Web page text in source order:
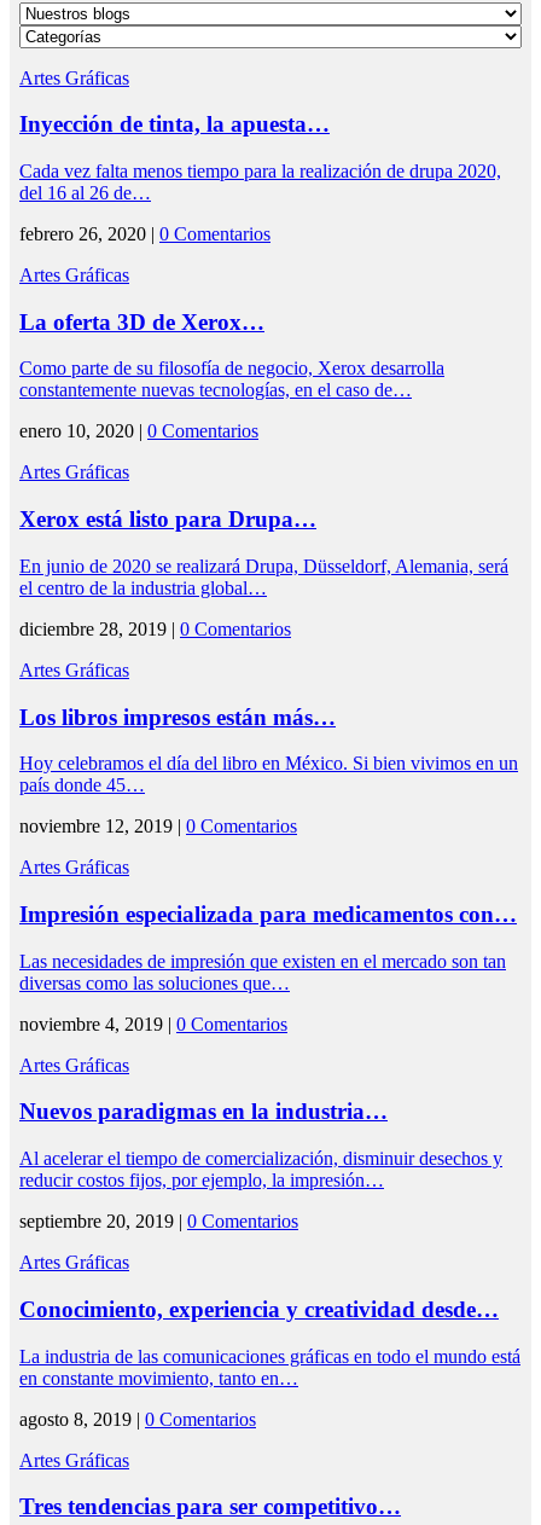
Artes Gráficas
Inyección de tinta, la apuesta…
Cada vez falta menos tiempo para la realización de drupa 2020,
del 16 al 26 de…
febrero 26, 2020 | 0 Comentarios
Artes Gráficas
La oferta 3D de Xerox…
Como parte de su filosofía de negocio, Xerox desarrolla
constantemente nuevas tecnologías, en el caso de…
enero 10, 2020 | 0 Comentarios
Artes Gráficas
Xerox está listo para Drupa…
En junio de 2020 se realizará Drupa, Düsseldorf, Alemania, será
el centro de la industria global…
diciembre 28, 2019 | 0 Comentarios
Artes Gráficas
Los libros impresos están más…
Hoy celebramos el día del libro en México. Si bien vivimos en un
país donde 45…
noviembre 12, 2019 | 0 Comentarios
Artes Gráficas
Impresión especializada para medicamentos con…
Las necesidades de impresión que existen en el mercado son tan
diversas como las soluciones que…
noviembre 4, 2019 | 0 Comentarios
Artes Gráficas
Nuevos paradigmas en la industria…
Al acelerar el tiempo de comercialización, disminuir desechos y
reducir costos fijos, por ejemplo, la impresión…
septiembre 20, 2019 | 0 Comentarios
Artes Gráficas
Conocimiento, experiencia y creatividad desde…
La industria de las comunicaciones gráficas en todo el mundo está
en constante movimiento, tanto en…
agosto 8, 2019 | 0 Comentarios
Artes Gráficas
Tres tendencias para ser competitivo…